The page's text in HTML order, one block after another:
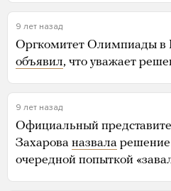
9 лет назад
Оргкомитет Олимпиады
объявил, что уважает
9 лет назад
Официальный
Захарова назвала
очередной попыткой